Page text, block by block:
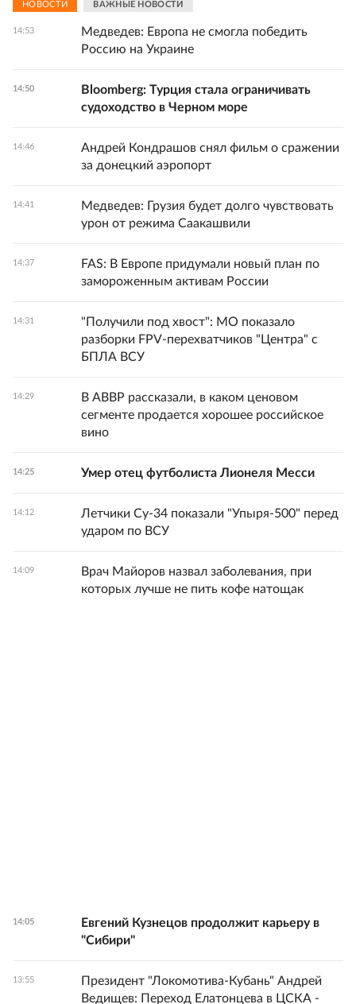
НОВОСТИ ВАЖНЫЕ НОВОСТИ
14:53
Медведев: Европа не смогла победить
Россию на Украине
14:50
Bloomberg: Турция стала ограничивать
судоходство в Черном море
14:46
Андрей Кондрашов снял фильм о сражении
за донецкий аэропорт
14:41
Медведев: Грузия будет долго чувствовать
урон от режима Саакашвили
14:37
FAS: В Европе придумали новый план по
замороженным активам России
14:31
"Получили под хвост": МО показало
разборки FPV-перехватчиков "Центра" с
БПЛА ВСУ
14:29
В АВВР рассказали, в каком ценовом
сегменте продается хорошее российское
вино
14:25 Умер отец футболиста Лионеля Месси
14:12
Летчики Су-34 показали "Упыря-500" перед
ударом по ВСУ
14:09
Врач Майоров назвал заболевания, при
которых лучше не пить кофе натощак
14:05
Евгений Кузнецов продолжит карьеру в
"Сибири"
13:55
Президент "Локомотива-Кубань" Андрей
Ведищев: Переход Елатонцева в ЦСКА -